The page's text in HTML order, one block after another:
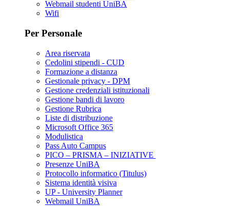
Webmail studenti UniBA
Wifi
Per Personale
Area riservata
Cedolini stipendi - CUD
Formazione a distanza
Gestionale privacy - DPM
Gestione credenziali istituzionali
Gestione bandi di lavoro
Gestione Rubrica
Liste di distribuzione
Microsoft Office 365
Modulistica
Pass Auto Campus
PICO – PRISMA – INIZIATIVE
Presenze UniBA
Protocollo informatico (Titulus)
Sistema identità visiva
UP - University Planner
Webmail UniBA